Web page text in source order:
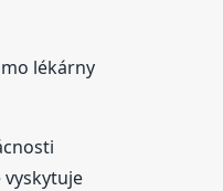
lékárny
vyskytuje